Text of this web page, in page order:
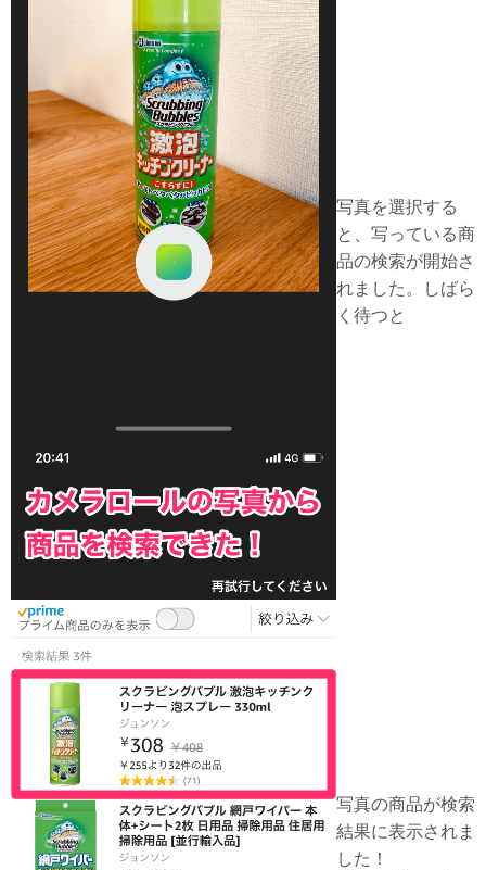
写真を選択する
と、写っている商
品の検索が開始さ
れました。しばら
く待つと
写真の商品が検索
結果に表示されま
した！